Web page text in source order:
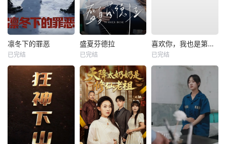
凛冬下的罪恶
已完结
盛夏芬德拉
已完结
喜欢你，我也是第一部
已完结